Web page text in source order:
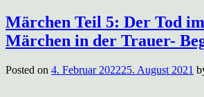
Märchen Teil 5: Der Tod
Märchen in der Trauer-
Posted on 4. Februar 202225. August 2021